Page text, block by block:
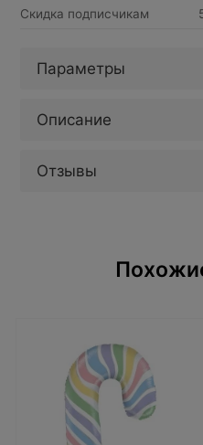
Скидка подписчикам
Параметры
Описание
Отзывы